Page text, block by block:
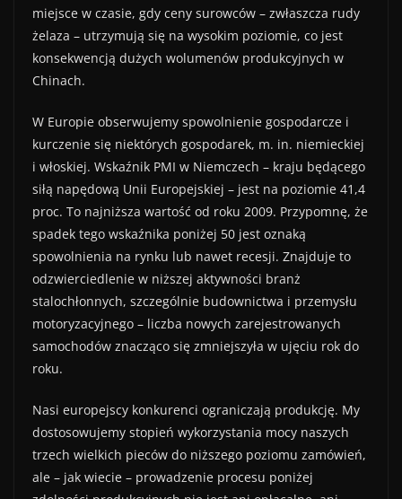
miejsce w czasie, gdy ceny surowców – zwłaszcza rudy
żelaza – utrzymują się na wysokim poziomie, co jest
konsekwencją dużych wolumenów produkcyjnych w
Chinach.
W Europie obserwujemy spowolnienie gospodarcze i
kurczenie się niektórych gospodarek, m. in. niemieckiej
i włoskiej. Wskaźnik PMI w Niemczech – kraju będącego
siłą napędową Unii Europejskiej – jest na poziomie 41,4
proc. To najniższa wartość od roku 2009. Przypomnę, że
spadek tego wskaźnika poniżej 50 jest oznaką
spowolnienia na rynku lub nawet recesji. Znajduje to
odzwierciedlenie w niższej aktywności branż
stalochłonnych, szczególnie budownictwa i przemysłu
motoryzacyjnego – liczba nowych zarejestrowanych
samochodów znacząco się zmniejszyła w ujęciu rok do
roku.
Nasi europejscy konkurenci ograniczają produkcję. My
dostosowujemy stopień wykorzystania mocy naszych
trzech wielkich pieców do niższego poziomu zamówień,
ale – jak wiecie – prowadzenie procesu poniżej